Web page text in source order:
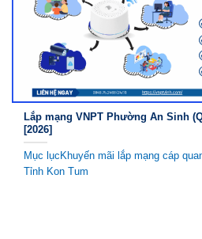
Lắp mạng VNPT Phường An Sinh
[2026]
Mục lụcKhuyến mãi lắp mạng cáp
Tỉnh Kon Tum